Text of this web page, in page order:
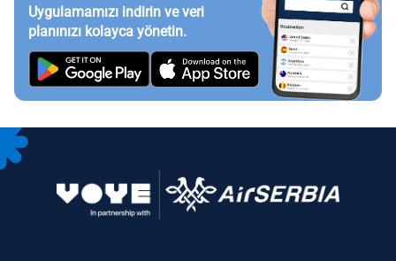
Uygulamamızı indirin ve veri
planınızı kolayca yönetin.